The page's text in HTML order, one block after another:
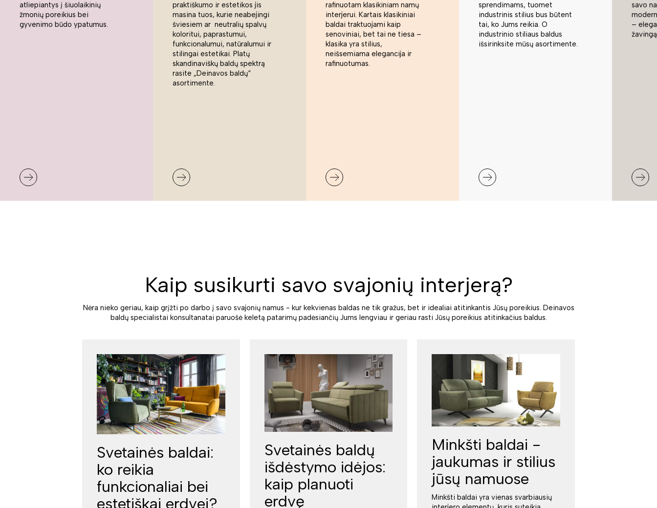
atliepiantys į šiuolaikinių
žmonių poreikius bei
gyvenimo būdo ypatumus.
praktiškumo ir estetikos jis
masina tuos, kurie neabejingi
šviesiem ar neutralių spalvų
koloritui, paprastumui,
funkcionalumui, natūralumui ir
stilingai estetikai. Platų
skandinaviškų baldų spektrą
rasite „Deinavos baldų“
asortimente.
rafinuotam klasikiniam namų
interjerui. Kartais klasikiniai
baldai traktuojami kaip
senoviniai, bet tai ne tiesa –
klasika yra stilius,
neišsemiama elegancija ir
rafinuotumas.
sprendimams, tuomet
industrinis stilius bus būtent
tai, ko Jums reikia. O
industrinio stiliaus baldus
išsirinksite mūsų asortimente.
savo
–
Kaip susikurti savo svajonių interjerą?
Nėra nieko geriau, kaip grįžti po darbo į savo svajonių namus - kur kekvienas baldas ne tik gražus, bet ir idealiai atitinkantis Jūsų poreikius. Deinavos
baldų specialistai konsultanatai paruošė keletą patarimų padėsiančių Jums lengviau ir geriau rasti Jūsų poreikius atitinkačius baldus.
Svetainės baldai:
ko reikia
funkcionaliai bei
estetiškai erdvei?
Svetainės baldų
išdėstymo idėjos:
kaip planuoti
erdvę
Minkšti baldai -
jaukumas ir stilius
jūsų namuose
Minkšti baldai yra vienas svarbiausių